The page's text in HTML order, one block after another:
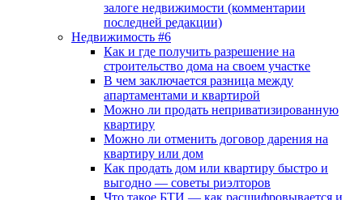
залоге недвижимости (комментарии
последней редакции)
Недвижимость #6
Как и где получить разрешение на
строительство дома на своем участке
В чем заключается разница между
апартаментами и квартирой
Можно ли продать неприватизированную
квартиру
Можно ли отменить договор дарения на
квартиру или дом
Как продать дом или квартиру быстро и
выгодно — советы риэлторов
Что такое БТИ — как расшифровывается и